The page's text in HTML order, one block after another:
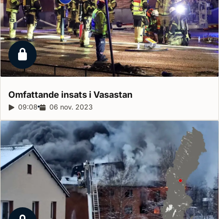
Låst reportage
Omfattande insats i Vasastan
Reportagelängd:
09:08 Releasedatum:
06 nov. 2023